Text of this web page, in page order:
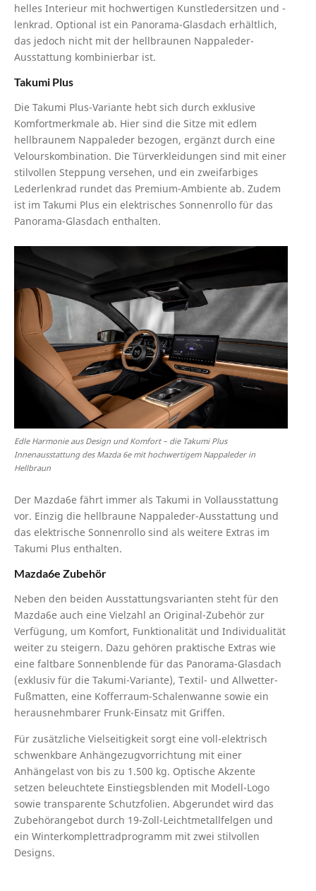
helles Interieur mit hochwertigen Kunstledersitzen und -
lenkrad. Optional ist ein Panorama-Glasdach erhältlich,
das jedoch nicht mit der hellbraunen Nappaleder-
Ausstattung kombinierbar ist.
Takumi Plus
Die Takumi Plus-Variante hebt sich durch exklusive
Komfortmerkmale ab. Hier sind die Sitze mit edlem
hellbraunem Nappaleder bezogen, ergänzt durch eine
Velourskombination. Die Türverkleidungen sind mit einer
stilvollen Steppung versehen, und ein zweifarbiges
Lederlenkrad rundet das Premium-Ambiente ab. Zudem
ist im Takumi Plus ein elektrisches Sonnenrollo für das
Panorama-Glasdach enthalten.
Edle Harmonie aus Design und Komfort – die Takumi Plus
Innenausstattung des Mazda 6e mit hochwertigem Nappaleder in
Hellbraun
Der Mazda6e fährt immer als Takumi in Vollausstattung
vor. Einzig die hellbraune Nappaleder-Ausstattung und
das elektrische Sonnenrollo sind als weitere Extras im
Takumi Plus enthalten.
Mazda6e Zubehör
Neben den beiden Ausstattungsvarianten steht für den
Mazda6e auch eine Vielzahl an Original-Zubehör zur
Verfügung, um Komfort, Funktionalität und Individualität
weiter zu steigern. Dazu gehören praktische Extras wie
eine faltbare Sonnenblende für das Panorama-Glasdach
(exklusiv für die Takumi-Variante), Textil- und Allwetter-
Fußmatten, eine Kofferraum-Schalenwanne sowie ein
herausnehmbarer Frunk-Einsatz mit Griffen.
Für zusätzliche Vielseitigkeit sorgt eine voll-elektrisch
schwenkbare Anhängezugvorrichtung mit einer
Anhängelast von bis zu 1.500 kg. Optische Akzente
setzen beleuchtete Einstiegsblenden mit Modell-Logo
sowie transparente Schutzfolien. Abgerundet wird das
Zubehörangebot durch 19-Zoll-Leichtmetallfelgen und
ein Winterkomplettradprogramm mit zwei stilvollen
Designs.